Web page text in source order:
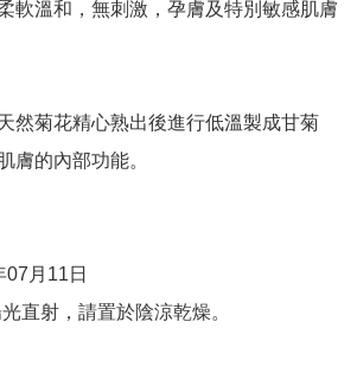
軟溫和，無刺激，孕膚及特別敏感肌膚
然菊花精心熟出後進行低溫製成甘菊
膚的內部功能。
月11日
直射，請置於陰涼乾燥。